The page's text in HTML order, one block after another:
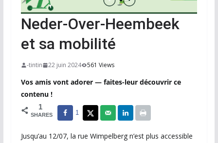
Neder-Over-Heembeek
et sa mobilité
-tintin 22 juin 2024 561 Views
Vos amis vont adorer — faites-leur découvrir ce
contenu !
1
SHARES 1
Jusqu’au 12/07, la rue Wimpelberg n’est plus accessible